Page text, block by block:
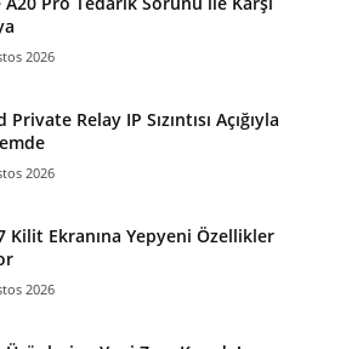
2026
Private Relay IP Sızıntısı Açığıyla
2026
Kilit Ekranına Yepyeni Özellikler
2026